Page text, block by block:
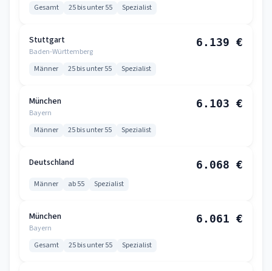
Gesamt 25 bis unter 55 Spezialist
Stuttgart
Baden-Württemberg
6.139 €
Männer 25 bis unter 55 Spezialist
München
Bayern
6.103 €
Männer 25 bis unter 55 Spezialist
Deutschland 6.068 €
Männer ab 55 Spezialist
München
Bayern
6.061 €
Gesamt 25 bis unter 55 Spezialist